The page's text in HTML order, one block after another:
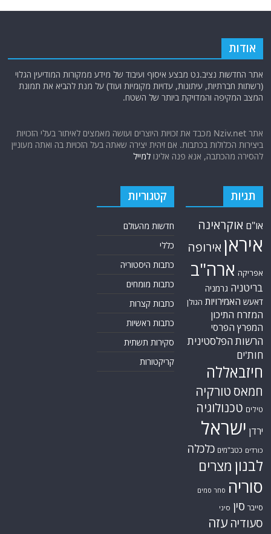
אודות
אתר החדשות נציב.נט מבצע איסוף ועיבוד של מידע ממקורות המודיעין הגלוי
(רשתות חברתיות, עיתונות, עדויות מקומיות ועוד) על מנת להביא את תמונת
המצב המקיפה והמדויקת ביותר של השטח.
אתר Nziv.net מכבד את זכויות היוצרים ועושה מאמצים לאיתור בעלי הזכויות
ביצירות הכלולות בכתבות. אם זיהית יצירה שאתה בעל הזכויות בה ואתה מעוניין
להסירה מהכתבה, אנא פנה אלינולמייל
תגיות
או"ם אוקראינה
איראן אירופה
אפריקה ארה"ב
בריטניה גרמניה
דאעש האמירויות הגולן
המזרח התיכון
המפרץ הפרסי
הרשות הפלסטינית
חות'ים
חיזבאללה
חמאס טורקיה
טילים טכנולוגיה
ירדן ישראל
כורדים כטב"מים כלכלה
לבנון מצרים
סוריה סחר סמים
סייבר סין סיני
סעודיה עזה
קטגוריות
חדשות מהעולם
כללי
כתבות היסטוריה
כתבות מומחים
כתבות קצרות
כתבות ראשיות
סקירות תשתית
קריקטורות